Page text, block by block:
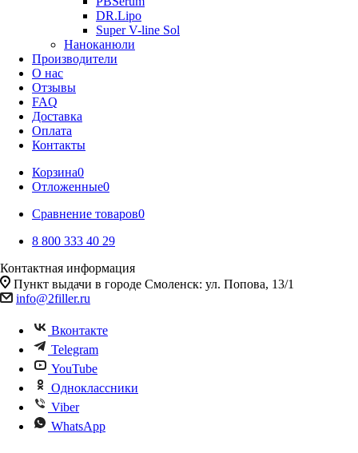
DR.Lipo
Super V-line Sol
Наноканюли
Производители
О нас
Отзывы
FAQ
Доставка
Оплата
Контакты
Корзина0
Отложенные0
Сравнение товаров0
8 800 333 40 29
Контактная информация
Пункт выдачи в городе Смоленск: ул. Попова, 13/1
info@2filler.ru
Вконтакте
Telegram
YouTube
Одноклассники
Viber
WhatsApp